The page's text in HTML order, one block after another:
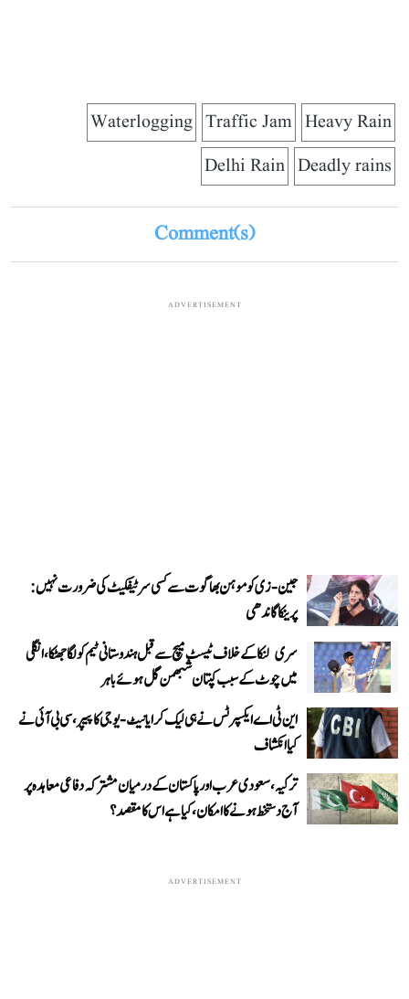
Heavy Rain
Traffic Jam
Waterlogging
Deadly rains
Delhi Rain
Comment(s)
ADVERTISEMENT
جین-زی کو موہن بھاگوت سے کسی سرٹیفکیٹ کی ضرورت نہیں:
پرینکا گاندھی
سری لنکا کے خلاف ٹیسٹ میچ سے قبل ہندوستانی ٹیم کو لگا جھٹکا، انگلی
میں چوٹ کے سبب کپتان شبھمن گل ہوئے باہر
این ٹی اے ایکسپرٹس نے ہی لیک کرایا نیٹ-یوجی کا پیپر، سی بی آئی نے
کیا انکشاف
ترکیہ، سعودی عرب اور پاکستان کے درمیان مشترکہ دفاعی معاہدہ پر
آج دستخط ہونے کا امکان، کیا ہے اس کا مقصد؟
ADVERTISEMENT